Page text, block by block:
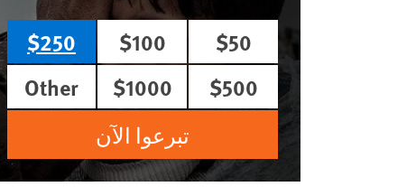
$50
$100
$250
$500
$1000
Other
تبرعوا الآن